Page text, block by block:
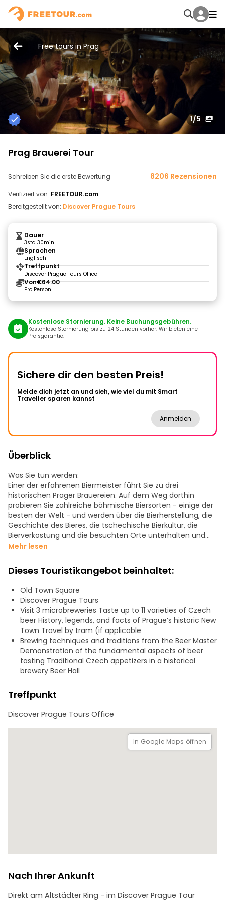
Free tours in Prag
1/5
Prag Brauerei Tour
Schreiben Sie die erste Bewertung 8206 Rezensionen
Verifiziert von: FREETOUR.com
Bereitgestellt von: Discover Prague Tours
Dauer
3std 30min
Sprachen
Englisch
Treffpunkt
Discover Prague Tours Office
Von€64.00
Pro Person
Kostenlose Stornierung. Keine Buchungsgebühren.
Kostenlose Stornierung bis zu 24 Stunden vorher. Wir bieten eine
Preisgarantie.
Sichere dir den besten Preis!
Melde dich jetzt an und sieh, wie viel du mit Smart
Traveller sparen kannst
Anmelden
Überblick
Was Sie tun werden:
Einer der erfahrenen Biermeister führt Sie zu drei
historischen Prager Brauereien. Auf dem Weg dorthin
probieren Sie zahlreiche böhmische Biersorten - einige der
besten der Welt - und werden über die Bierherstellung, die
Geschichte des Bieres, die tschechische Bierkultur, die
Bierverkostung und die besuchten Orte unterhalten und
beraten.
Was Sie erwarten können:
Eine unterhaltsame Reise in die einzigartige Bierkultur
Böhmens, die glorreiche Geschichte und Gegenwart der
Bierherstellung und natürlich die Feinheiten von Aroma,
Textur, Geschmack und Ästhetik der verschiedenen Biere.
Mehr lesen
Dieses Touristikangebot beinhaltet:
Old Town Square
Discover Prague Tours
Visit 3 microbreweries Taste up to 11 varieties of Czech
beer History, legends, and facts of Prague’s historic New
Town Travel by tram (if applicable
Brewing techniques and traditions from the Beer Master
Demonstration of the fundamental aspects of beer
tasting Traditional Czech appetizers in a historical
brewery Beer Hall
Treffpunkt
Discover Prague Tours Office
In Google Maps öffnen
Nach Ihrer Ankunft
Direkt am Altstädter Ring - im Discover Prague Tour